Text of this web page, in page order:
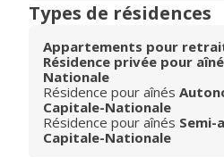
Types de résidences
Appartements pour
Résidence privée pour
Nationale
Résidence pour aînés
Capitale-Nationale
Résidence pour aînés Semi-
Capitale-Nationale